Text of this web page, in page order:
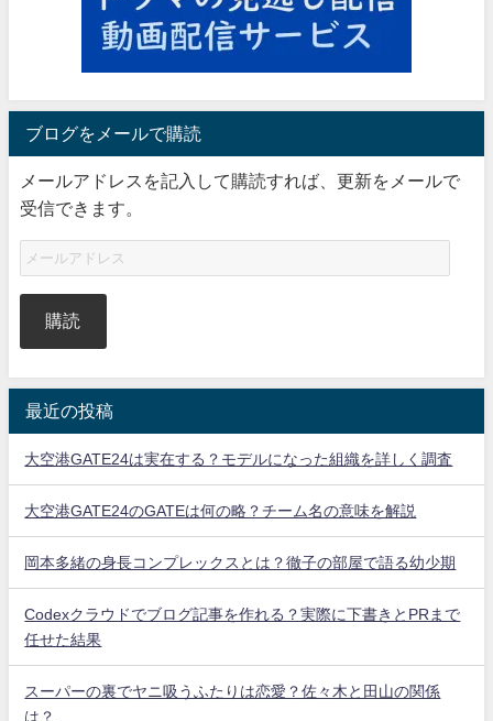
ブログをメールで購読
メールアドレスを記入して購読すれば、更新をメールで
受信できます。
購読
最近の投稿
大空港GATE24は実在する？モデルになった組織を詳しく調査
大空港GATE24のGATEは何の略？チーム名の意味を解説
岡本多緒の身長コンプレックスとは？徹子の部屋で語る幼少期
Codexクラウドでブログ記事を作れる？実際に下書きとPRまで
任せた結果
スーパーの裏でヤニ吸うふたりは恋愛？佐々木と田山の関係
は？